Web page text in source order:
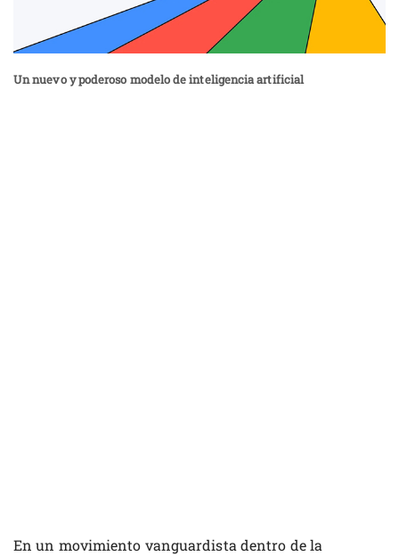
Un nuevo y poderoso modelo de inteligencia artificial
En un movimiento vanguardista dentro de la